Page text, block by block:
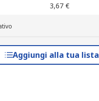
3,67 €
Aggiungi alla tua lista